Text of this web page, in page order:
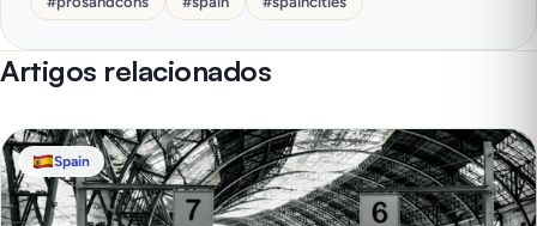
Artigos relacionados
Spain